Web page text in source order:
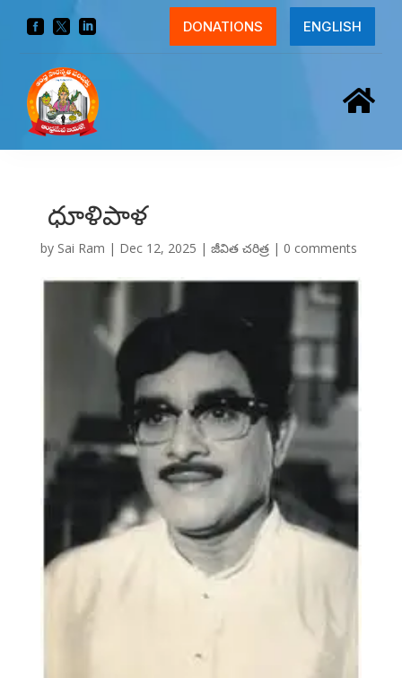
   DONATIONS ENGLISH

ధూళిపాళ
by Sai Ram | Dec 12, 2025 | జీవిత చరిత్ర| 0 comments